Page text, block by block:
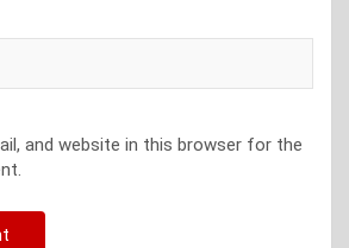
and website in this browser for the